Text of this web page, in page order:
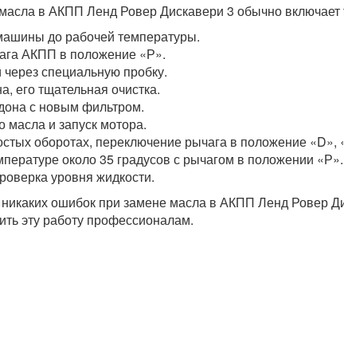
в АКПП Ленд Ровер Дискавери 3 обычно включает
до рабочей температуры.
АКПП в положение «Р».
специальную пробку.
его тщательная очистка.
с новым фильтром.
масла и запуск мотора.
оборотах, переключение рычага в положение «D»,
около 35 градусов с рычагом в положении «Р».
уровня жидкости.
ошибок при замене масла в АКПП Ленд Ровер
эту работу профессионалам.